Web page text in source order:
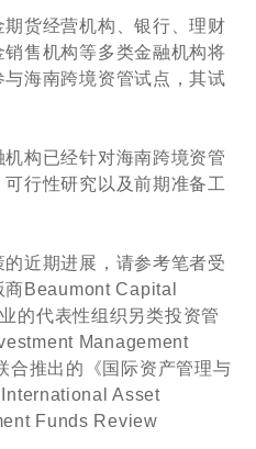
货经营机构、银行、理财
售机构等多类金融机构将
海南跨境资管试点，其试
构已经针对海南跨境资管
行性研究以及前期准备工
近期进展，请参考笔者受
Beaumont Capital
的代表性组织另类投资管
Management
推出的《国际资产管理与
Asset
Funds Review